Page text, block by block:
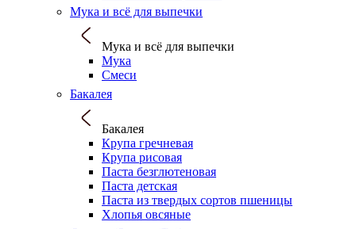
Мука и всё для выпечки
Мука и всё для выпечки
Мука
Смеси
Бакалея
Бакалея
Крупа гречневая
Крупа рисовая
Паста безглютеновая
Паста детская
Паста из твердых сортов пшеницы
Хлопья овсяные